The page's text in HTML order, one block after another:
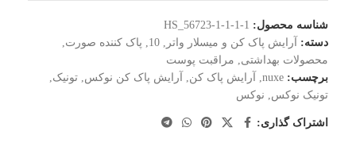
شناسه محصول: HS_56723-1-1-1-1
دسته:
آرايش پاک کن و ميسلار واتر ,
10
, پاک کننده صورت,
محصولات بهداشتی, مراقبت پوست
برچسب: nuxe
, آرایش پاک کن, آرایش پاک کن نوکس, تونیک,
تونیک نوکس, نوکس
اشتراک گذاری: